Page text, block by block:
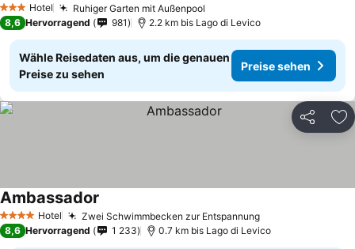
3 SterneHotel Ruhiger Garten mit Außenpool
8,6 Hervorragend 981 2.2 km bis Lago di Levico
Wähle Reisedaten aus, um die genauen
Preise zu sehen
Preise sehen
Teilen
4 Sterne Hotel Zwei Schwimmbecken zur EntspannungPreise sehen
Ambassador
8,6 Hervorragend 1 233 0.7 km bis Lago di Levico